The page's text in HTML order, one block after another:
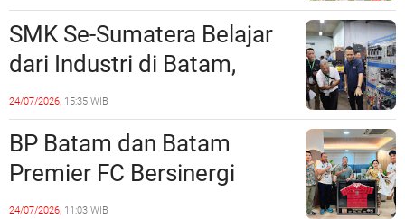
Rekayasa Lalu Lintasnya
SMK Se-Sumatera Belajar
dari Industri di Batam,
Siapkan Lulusan Siap Kerja
Era Digital
24/07/2026, 15:35 WIB
BP Batam dan Batam
Premier FC Bersinergi
Cetak Generasi Emas
24/07/2026, 11:03 WIB